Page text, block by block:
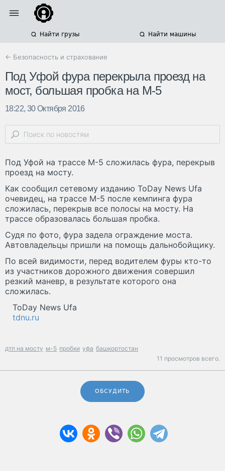
Найти грузы Найти машины
← Безопасность и страхование
Под Уфой фура перекрыла проезд на
мост, большая пробка на М-5
18:22, 30 Октября 2016
Под Уфой на трассе М-5 сложилась фура, перекрыв
проезд на мосту.
Как сообщил сетевому изданию ToDay News Ufa
очевидец, на трассе М-5 после кемпинга фура
сложилась, перекрыв все полосы на мосту. На
трассе образовалась большая пробка.
Судя по фото, фура задела ограждение моста.
Автовладельцы пришли на помощь дальнобойщику.
По всей видимости, перед водителем фуры кто-то
из участников дорожного движения совершил
резкий маневр, в результате которого она
сложилась.
ToDay News Ufa
tdnu.ru
дтп на мосту м-5 пробки уфа башкортостан
11 просмотров всего.
ОБСУДИТЬ